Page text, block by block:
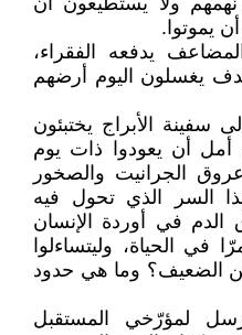
يموتوا.
يدفعه الفقراء،
يغسلون اليوم أرضهم
سفينة الأبراج يختبئون
أمل أن يعودوا ذات يوم
الجرانيت والصخور
السر الذي تحول فيه
في أوردة الإنسان
في الحياة، وليتساءلوا
الضعيف؟ وما هي حدود
لمؤرّخي المستقبل